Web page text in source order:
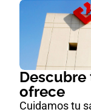
Descubre
ofrece
Cuidamos tu